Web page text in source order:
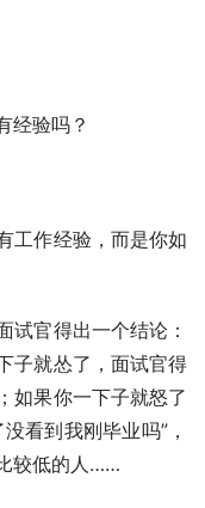
经验吗？
工作经验，而是你如
试官得出一个结论：
子就怂了，面试官得
如果你一下子就怒了
看到我刚毕业吗”，
较低的人……